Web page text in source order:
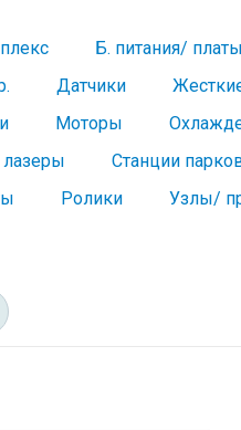
Б. питания/
Датчики
Моторы
Станции
Ролики Узлы/